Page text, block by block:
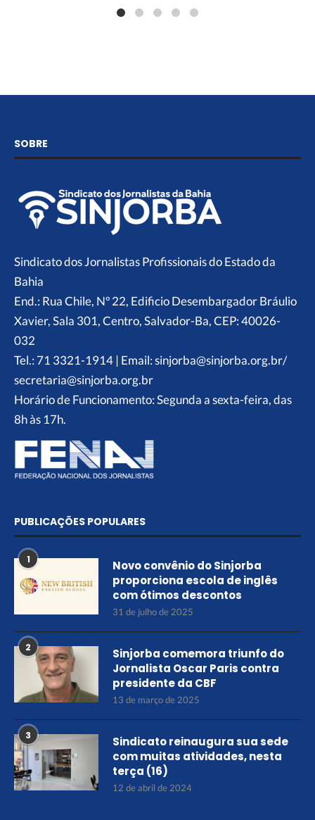
SOBRE
Sindicato dos Jornalistas Profissionais do Estado da
Bahia
End.: Rua Chile, Nº 22, Edificio Desembargador Bráulio
Xavier, Sala 301, Centro, Salvador-Ba, CEP: 40026-
032
Tel.: 71 3321-1914 | Email: sinjorba@sinjorba.org.br/
secretaria@sinjorba.org.br
Horário de Funcionamento: Segunda a sexta-feira, das
8h às 17h.
PUBLICAÇÕES POPULARES
1
Novo convênio do Sinjorba
proporciona escola de inglês
com ótimos descontos
31 de julho de 2025
2
Sinjorba comemora triunfo do
Jornalista Oscar Paris contra
presidente da CBF
13 de março de 2025
3
Sindicato reinaugura sua sede
com muitas atividades, nesta
terça (16)
12 de abril de 2024